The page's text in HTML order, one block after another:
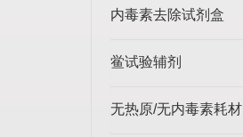
内毒素去除试剂盒
鲎试验辅剂
无热原/无内毒素耗材